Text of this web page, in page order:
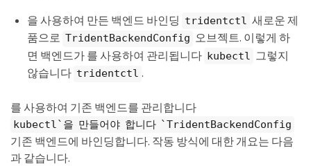
을 사용하여 만든 백엔드 바인딩 tridentctl 새로운 제
품으로 TridentBackendConfig 오브젝트. 이렇게 하
면 백엔드가 를 사용하여 관리됩니다 kubectl 그렇지
않습니다 tridentctl .
를 사용하여 기존 백엔드를 관리합니다
kubectl`을 만들어야 합니다 `TridentBackendConfig
기존 백엔드에 바인딩합니다. 작동 방식에 대한 개요는 다음
과 같습니다.